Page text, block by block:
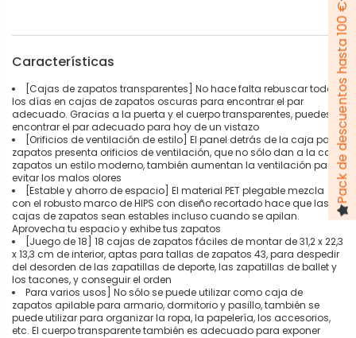
Características
[Cajas de zapatos transparentes] No hace falta rebuscar todos
los días en cajas de zapatos oscuras para encontrar el par
adecuado. Gracias a la puerta y el cuerpo transparentes, puedes
encontrar el par adecuado para hoy de un vistazo
[Orificios de ventilación de estilo] El panel detrás de la caja para
zapatos presenta orificios de ventilación, que no sólo dan a la caja
zapatos un estilo moderno, también aumentan la ventilación para
evitar los malos olores
[Estable y ahorro de espacio] El material PET plegable mezcla
con el robusto marco de HIPS con diseño recortado hace que las
cajas de zapatos sean estables incluso cuando se apilan.
Aprovecha tu espacio y exhibe tus zapatos
[Juego de 18] 18 cajas de zapatos fáciles de montar de 31,2 x 22,3
x 13,3 cm de interior, aptas para tallas de zapatos 43, para despedir
del desorden de las zapatillas de deporte, las zapatillas de ballet y
los tacones, y conseguir el orden
Para varios usos] No sólo se puede utilizar como caja de
zapatos apilable para armario, dormitorio y pasillo, también se
puede utilizar para organizar la ropa, la papelería, los accesorios,
etc. El cuerpo transparente también es adecuado para exponer
Pack de descuentos hasta 100 €